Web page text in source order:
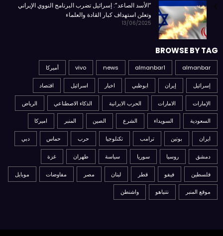
“الأسد الصاعد”: إسرائيل تضرب البرنامج النووي الإيراني
وتعلن استهداف كبار القادة والعلماء
13/06/2025
BROWSE BY TAG
almanbar
almanbar1
news
vivo أميركا
إسرائيل إيران ابوظبي اخبار اسرائيل اقتصاد
الإمارات الامارات الحرب الايرانية الذكاء الاصطناعي الرياض
السعودية السويداء الشرع الصين المنبر اميركا
ايران بوتين ترامب تكنلوجيا حرب حماس دبي
دمشق روسيا سوريا سياسة طهران غزة
فلسطين فيفو قطر لبنان مصر مفاوضات موبايل
موقع المنبر نتنياهو واشنطن